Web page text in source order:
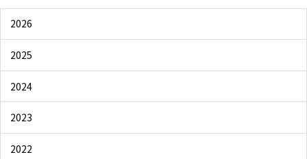
2026
2025
2024
2023
2022